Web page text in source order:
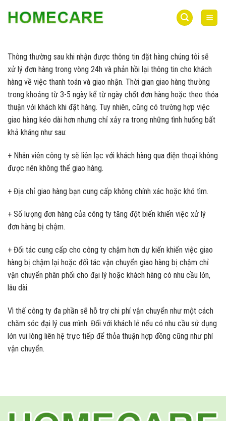
qua
Thông thường sau khi nhận được thông tin đặt hàng chúng tôi sẽ
xử lý đơn hàng trong vòng 24h và phản hồi lại thông tin cho khách
hàng về việc thanh toán và giao nhận. Thời gian giao hàng thường
trong khoảng từ 3-5 ngày kể từ ngày chốt đơn hàng hoặc theo thỏa
thuận với khách khi đặt hàng. Tuy nhiên, cũng có trường hợp việc
giao hàng kéo dài hơn nhưng chỉ xảy ra trong những tình huống bất
khả kháng như sau:
+ Nhân viên công ty sẽ liên lạc với khách hàng qua điện thoại không
được nên không thể giao hàng.
+ Địa chỉ giao hàng bạn cung cấp không chính xác hoặc khó tìm.
+ Số lượng đơn hàng của công ty tăng đột biến khiến việc xử lý
đơn hàng bị chậm.
+ Đối tác cung cấp cho công ty chậm hơn dự kiến khiến việc giao
hàng bị chậm lại hoặc đối tác vận chuyển giao hàng bị chậm chỉ
vận chuyển phân phối cho đại lý hoặc khách hàng có nhu cầu lớn,
lâu dài.
Vì thế công ty đa phần sẽ hỗ trợ chi phí vận chuyển như một cách
chăm sóc đại lý cua mình. Đối với khách lẻ nếu có nhu cầu sử dụng
lớn vui lòng liên hệ trực tiếp để thỏa thuận hợp đồng cũng như phí
vận chuyển.